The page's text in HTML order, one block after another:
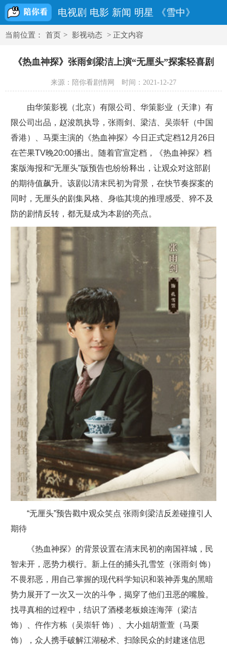
电视剧 电影 新闻 明星 《雪中》
当前位置： 首页 > 影视动态 > 正文内容
《热血神探》张雨剑梁洁上演“无厘头”探案轻喜剧
来源：陪你看剧情网 时间：2021-12-27
由华策影视（北京）有限公司、华策影业（天津）有
限公司出品，赵浚凯执导，张雨剑、梁洁、吴崇轩（中国
香港）、马栗主演的《热血神探》今日正式定档12月26日
在芒果TV晚20:00播出。随着官宣定档，《热血神探》档
案版海报和“无厘头”版预告也纷纷释出，让观众对这部剧
的期待值飙升。该剧以清末民初为背景，在快节奏探案的
同时，无厘头的剧集风格、身临其境的推理感受、猝不及
防的剧情反转，都无疑成为本剧的亮点。
“无厘头”预告戳中观众笑点 张雨剑梁洁反差碰撞引人
期待
《热血神探》的背景设置在清末民初的南国祥城，民
智未开，恶势力横行。新上任的捕头孔雪笠（张雨剑 饰）
不畏邪恶，用自己掌握的现代科学知识和装神弄鬼的黑暗
势力展开了一次又一次的斗争，揭穿了他们丑恶的嘴脸。
找寻真相的过程中，结识了酒楼老板娘连海萍（梁洁
饰）、仵作方栋（吴崇轩 饰）、大小姐胡萱萱（马栗
饰），众人携手破解江湖秘术、扫除民众的封建迷信思